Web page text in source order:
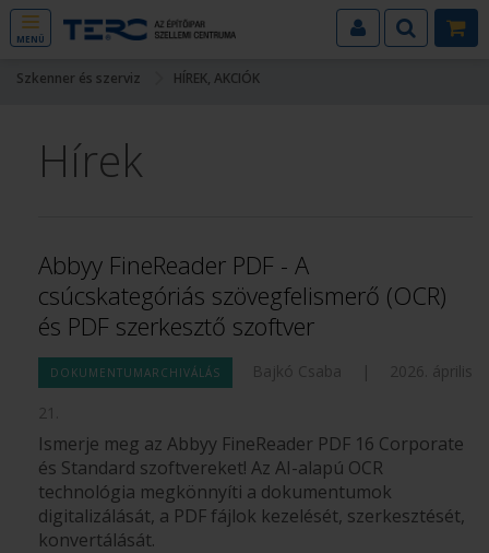
MENÜ
Szkenner és szerviz HÍREK, AKCIÓK
Hírek
Abbyy FineReader PDF - A
csúcskategóriás szövegfelismerő (OCR)
és PDF szerkesztő szoftver
DOKUMENTUMARCHIVÁLÁS Bajkó Csaba |
2026. április
21.
Ismerje meg az Abbyy FineReader PDF 16 Corporate
és Standard szoftvereket! Az AI-alapú OCR
technológia megkönnyíti a dokumentumok
digitalizálását, a PDF fájlok kezelését, szerkesztését,
konvertálását.